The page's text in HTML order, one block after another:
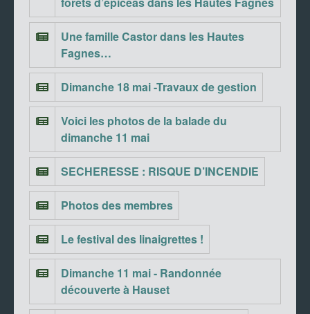
Une famille Castor dans les Hautes
Fagnes…
Dimanche 18 mai -Travaux de gestion
Voici les photos de la balade du
dimanche 11 mai
SECHERESSE : RISQUE D’INCENDIE
Photos des membres
Le festival des linaigrettes !
Dimanche 11 mai - Randonnée
découverte à Hauset